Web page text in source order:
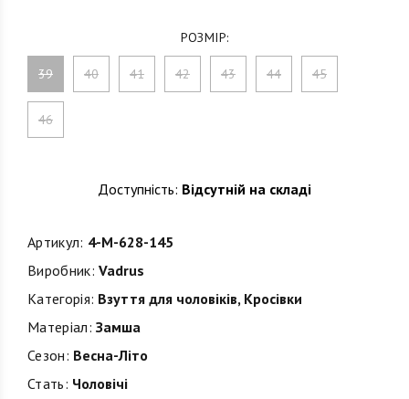
РОЗМІР:
39 40 41 42 43 44 45
46
Доступність: Відсутній на складі
Артикул: 4-M-628-145
Виробник: Vadrus
Категорія: Взуття для чоловіків, Кросівки
Матеріал: Замша
Сезон: Весна-Літо
Стать: Чоловічі